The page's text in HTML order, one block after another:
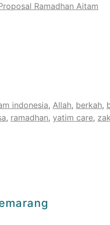
Ramadhan Aitam
indonesia, Allah, berkah,
, ramadhan, yatim care,